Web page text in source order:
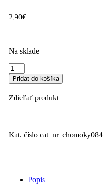
2,90€
Na sklade
Pridať do košíka
Zdieľať produkt
Kat. číslo
Popis